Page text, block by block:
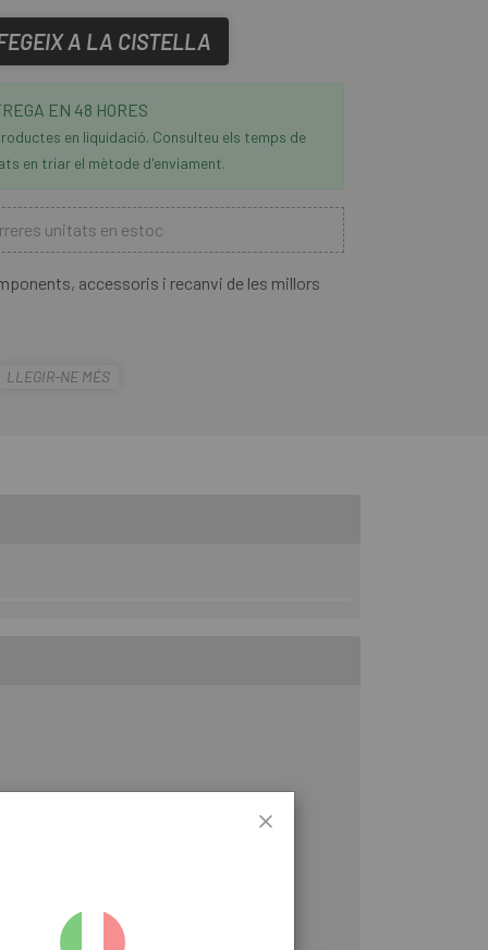
A LA CISTELLA
EN 48 HORES
en liquidació. Consulteu els temps de
en triar el mètode d'enviament.
unitats en estoc
accessoris i recanvi de les millors
durant lús, la funció deliminar
LLEGIR-NE MÉS